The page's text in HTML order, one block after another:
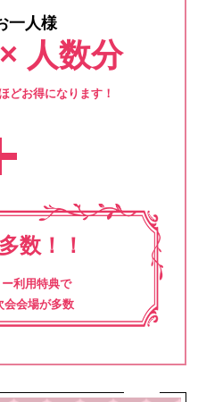
一人様
人数分
どお得になります！
数！！
利用特典で
会会場が多数